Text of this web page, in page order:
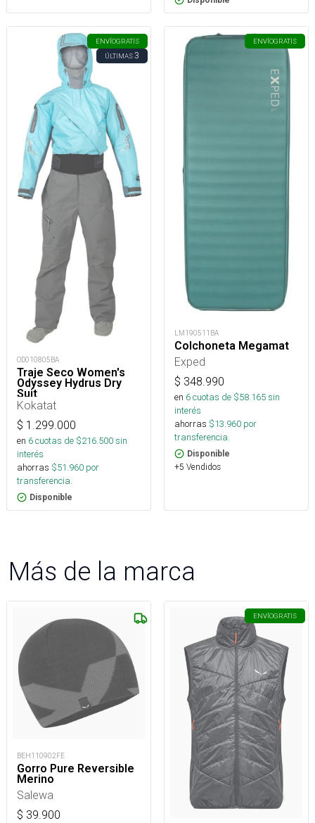
ENVÍOGRATIS
ÚLTIMAS3
OD010805BA
Traje Seco Women's
Odyssey Hydrus Dry
Suit
Kokatat
$ 1.299.000
en 6cuotas de $216.500sin
interés
ahorras $51.960 por
transferencia.
Disponible
ENVÍOGRATIS
LM190511BA
Colchoneta Megamat
Exped
$ 348.990
en 6cuotas de $58.165sin
interés
ahorras $13.960 por
transferencia.
Disponible
+5 Vendidos
Más de la marca
BEH110902FE
Gorro Pure Reversible
Merino
Salewa
$ 39.900
ENVÍOGRATIS